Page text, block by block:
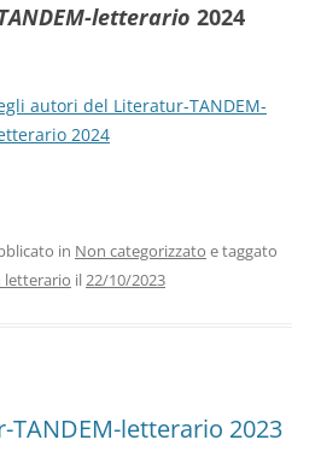
letterario 2024
autori del Literatur-TANDEM-
2024
in Non categorizzato e taggato
letterario il22/10/2023
letterario 2023